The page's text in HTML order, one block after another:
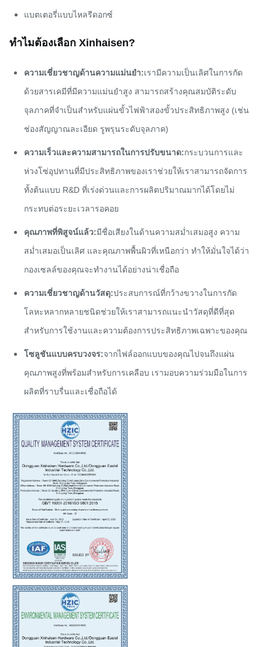
แบตเตอรี่แบบไหลรีดอกซ์
ทำไมต้องเลือก Xinhaisen?
ความเชี่ยวชาญด้านความแม่นยำ:เรามีความเป็นเลิศในการกัด
ด้วยสารเคมีที่มีความแม่นยำสูง สามารถสร้างคุณสมบัติระดับ
จุลภาคที่จำเป็นสำหรับแผ่นขั้วไฟฟ้าสองขั้วประสิทธิภาพสูง (เช่น
ช่องสัญญาณละเอียด รูพรุนระดับจุลภาค)
ความเร็วและความสามารถในการปรับขนาด:กระบวนการและ
ห่วงโซ่อุปทานที่มีประสิทธิภาพของเราช่วยให้เราสามารถจัดการ
ทั้งต้นแบบ R&D ที่เร่งด่วนและการผลิตปริมาณมากได้โดยไม่
กระทบต่อระยะเวลารอคอย
คุณภาพที่พิสูจน์แล้ว:มีชื่อเสียงในด้านความสม่ำเสมอสูง ความ
สม่ำเสมอเป็นเลิศ และคุณภาพพื้นผิวที่เหนือกว่า ทำให้มั่นใจได้ว่า
กองเซลล์ของคุณจะทำงานได้อย่างน่าเชื่อถือ
ความเชี่ยวชาญด้านวัสดุ:ประสบการณ์ที่กว้างขวางในการกัด
โลหะหลากหลายชนิดช่วยให้เราสามารถแนะนำวัสดุที่ดีที่สุด
สำหรับการใช้งานและความต้องการประสิทธิภาพเฉพาะของคุณ
โซลูชันแบบครบวงจร:จากไฟล์ออกแบบของคุณไปจนถึงแผ่น
คุณภาพสูงที่พร้อมสำหรับการเคลือบ เรามอบความร่วมมือในการ
ผลิตที่ราบรื่นและเชื่อถือได้